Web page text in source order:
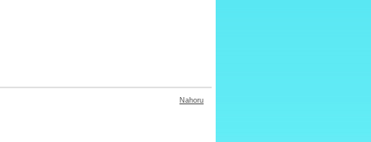
Nahoru